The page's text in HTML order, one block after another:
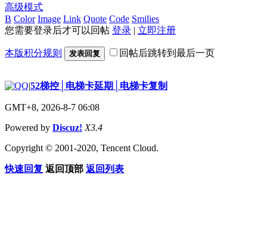
高级模式
B Color Image Link Quote Code Smilies
您需要登录后才可以回帖 登录 | 立即注册
本版积分规则 发表回复 回帖后跳转到最后一页
|52梯控│电梯卡延期│电梯卡复制
GMT+8, 2026-8-7 06:08
Powered by Discuz! X3.4
Copyright © 2001-2020, Tencent Cloud.
快速回复 返回顶部 返回列表